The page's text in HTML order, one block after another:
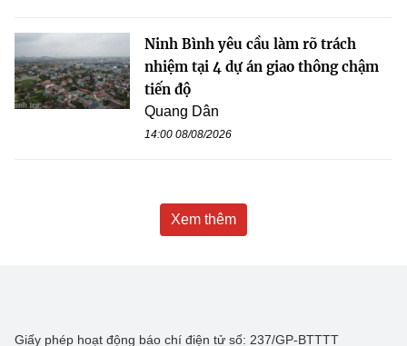
Ninh Bình yêu cầu làm rõ trách
nhiệm tại 4 dự án giao thông chậm
tiến độ
Quang Dân
14:00 08/08/2026
Xem thêm
Giấy phép hoạt động báo chí điện tử số: 237/GP-BTTTT